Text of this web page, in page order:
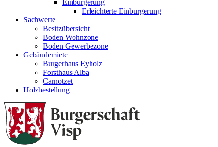
Einburgerung
Erleichterte Einburgerung
Sachwerte
Besitzübersicht
Boden Wohnzone
Boden Gewerbezone
Gebäudemiete
Burgerhaus Eyholz
Forsthaus Alba
Carnotzet
Holzbestellung